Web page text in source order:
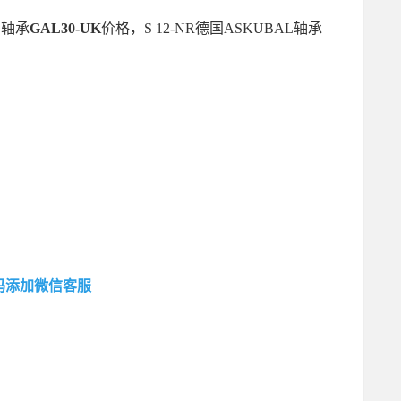
承GAL30-UK价格，S 12-NR德国ASKUBAL轴承
添加微信客服